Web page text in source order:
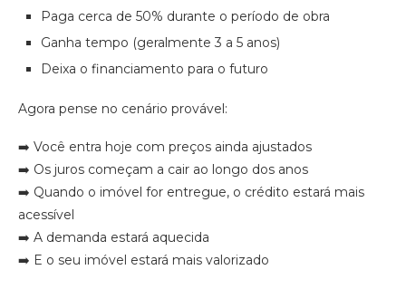
Paga cerca de 50% durante o período de obra
Ganha tempo (geralmente 3 a 5 anos)
Deixa o financiamento para o futuro
Agora pense no cenário provável:
➡️ Você entra hoje com preços ainda ajustados
➡️ Os juros começam a cair ao longo dos anos
➡️ Quando o imóvel for entregue, o crédito estará mais
acessível
➡️ A demanda estará aquecida
➡️ E o seu imóvel estará mais valorizado